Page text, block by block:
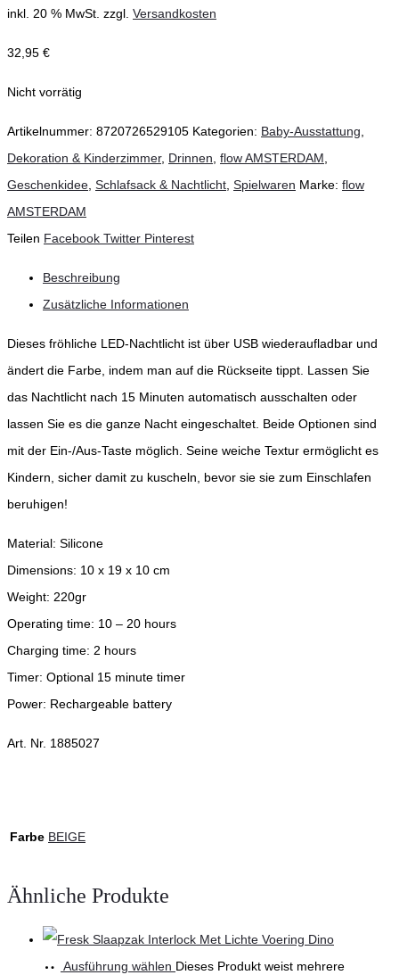
inkl. 20 % MwSt. zzgl. Versandkosten
32,95 €
Nicht vorrätig
Artikelnummer: 8720726529105 Kategorien: Baby-Ausstattung,
Dekoration & Kinderzimmer, Drinnen, flow AMSTERDAM,
Geschenkidee, Schlafsack & Nachtlicht, Spielwaren Marke: flow
AMSTERDAM
Teilen Facebook Twitter Pinterest
Beschreibung
Zusätzliche Informationen
Dieses fröhliche LED-Nachtlicht ist über USB wiederaufladbar und
ändert die Farbe, indem man auf die Rückseite tippt. Lassen Sie
das Nachtlicht nach 15 Minuten automatisch ausschalten oder
lassen Sie es die ganze Nacht eingeschaltet. Beide Optionen sind
mit der Ein-/Aus-Taste möglich. Seine weiche Textur ermöglicht es
Kindern, sicher damit zu kuscheln, bevor sie sie zum Einschlafen
beruhigen!
Material: Silicone
Dimensions: 10 x 19 x 10 cm
Weight: 220gr
Operating time: 10 – 20 hours
Charging time: 2 hours
Timer: Optional 15 minute timer
Power: Rechargeable battery
Art. Nr. 1885027
Farbe BEIGE
Ähnliche Produkte
Ausführung wählen Dieses Produkt weist mehrere